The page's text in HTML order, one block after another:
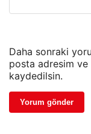
Daha sonraki
posta adresim ve
kaydedilsin.